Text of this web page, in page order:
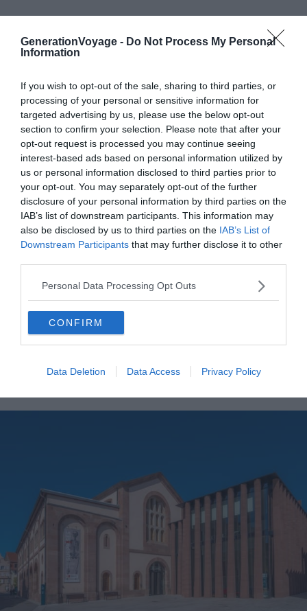
GenerationVoyage - Do Not Process My Personal
Information
If you wish to opt-out of the sale, sharing to third parties, or
processing of your personal or sensitive information for
targeted advertising by us, please use the below opt-out
section to confirm your selection. Please note that after your
opt-out request is processed you may continue seeing
interest-based ads based on personal information utilized by
us or personal information disclosed to third parties prior to
your opt-out. You may separately opt-out of the further
disclosure of your personal information by third parties on the
IAB’s list of downstream participants. This information may
also be disclosed by us to third parties on the IAB’s List of
Downstream Participants that may further disclose it to other
Personal Data Processing Opt Outs
CONFIRM
Data Deletion Data Access Privacy Policy
Appréciez la quiétude de ce bourg pendant quelques
jours. Profitez de votre escapade pour contempler les
Haut-Koenigsbourg. N’hésitez pas à aller voir la belle rue
principale et la mairie de ce village au charme particulier.
Enfin, finissez votre visite par la dégustation des
confitures Églantines. Un vrai délice !
À lire aussi sur le guide Grand Est :
Entre nature et patrimoine : les plus beaux itinéraires
à vélo au fil de l'eau en Alsace-Lorraine
endroits où loger
9 endroits où faire du parapente en Alsace
Visiter Neuf-Brisach : 7 incontournables à faire et voir